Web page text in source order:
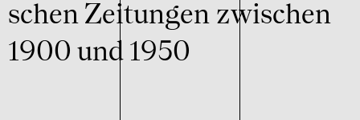
schen Zeitun­gen zwischen
1900 und 1950